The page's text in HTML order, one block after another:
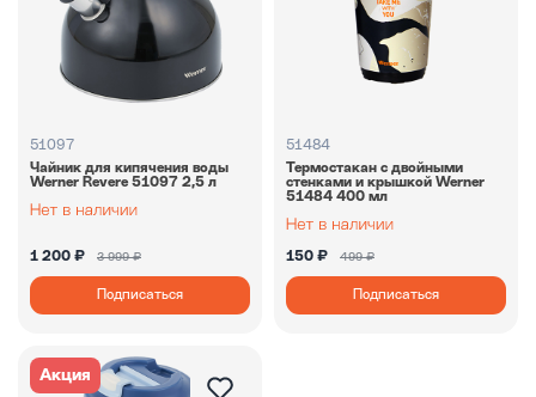
51097
Чайник для кипячения воды
Werner Revere 51097 2,5 л
1 200 ₽ 3 999 ₽
Подписаться
51484
Термостакан с двойными
стенками и крышкой Werner
51484 400 мл
150 ₽ 499 ₽
Подписаться
Акция